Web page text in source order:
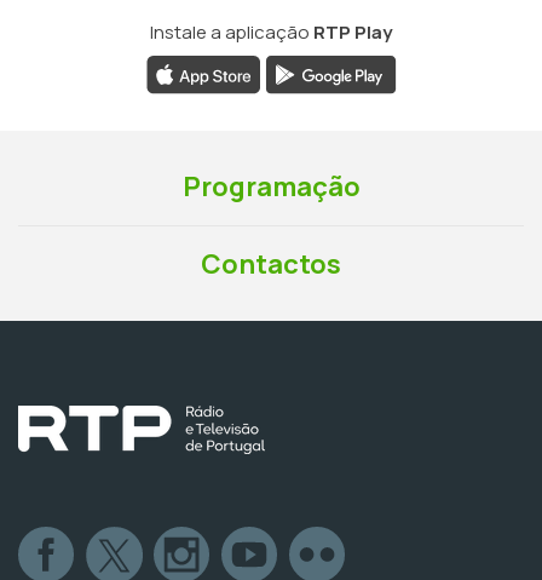
Instale a aplicação RTP Play
Programação
Contactos